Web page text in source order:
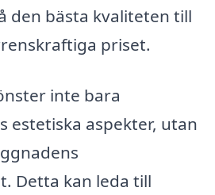
den bästa kvaliteten till
priset.
inte bara
estetiska aspekter, utan
Detta kan leda till